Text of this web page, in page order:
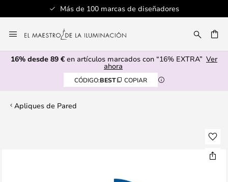
Más de 100 marcas de diseñadores
al
contenido
16% desde 89 € en artículos marcados con “16% EXTRA” Ver
ahora
CÓDIGO:BEST COPIAR
Apliques de Pared